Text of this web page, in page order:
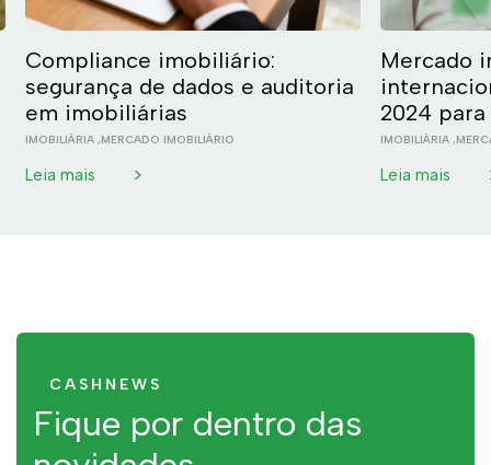
Compliance imobiliário:
segurança de dados e auditoria
em imobiliárias
IMOBILIÁRIA ,MERCADO IMOBILIÁRIO
Leia mais >
Mercado
2024
IMOBILIÁRIA,
Leia mais
CASHNEWS
Fique por dentro das